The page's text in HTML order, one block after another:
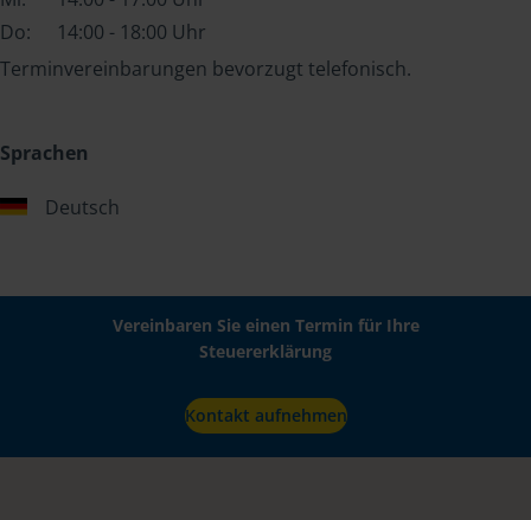
Do:
14:00 - 18:00 Uhr
Terminvereinbarungen bevorzugt telefonisch.
Sprachen
Deutsch
Vereinbaren Sie einen Termin für Ihre
Steuererklärung
Kontakt aufnehmen